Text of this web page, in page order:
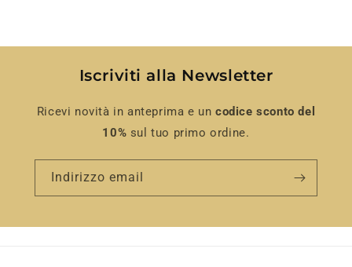
Iscriviti alla Newsletter
Ricevi novità in anteprima e un codice sconto del
10% sul tuo primo ordine.
Indirizzo email